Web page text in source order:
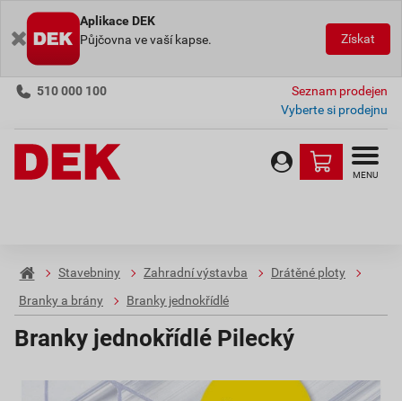
Aplikace DEK
Půjčovna ve vaší kapse.
Získat
510 000 100
Seznam prodejen
Vyberte si prodejnu
MENU
Stavebniny Zahradní výstavba
Drátěné ploty
Branky a brány
Branky jednokřídlé
Branky jednokřídlé Pilecký